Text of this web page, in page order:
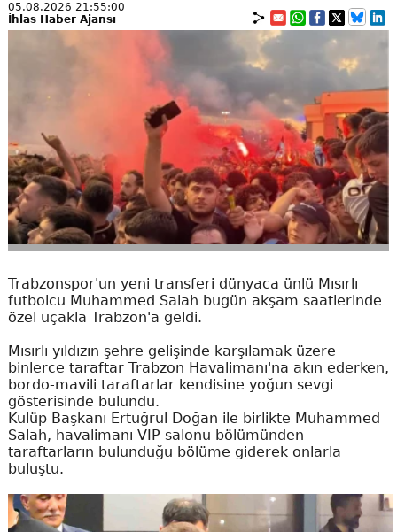
05.08.2026 21:55:00
İhlas Haber Ajansı
Trabzonspor'un yeni transferi dünyaca ünlü Mısırlı
futbolcu Muhammed Salah bugün akşam saatlerinde
özel uçakla Trabzon'a geldi.
Mısırlı yıldızın şehre gelişinde karşılamak üzere
binlerce taraftar Trabzon Havalimanı'na akın ederken,
bordo-mavili taraftarlar kendisine yoğun sevgi
gösterisinde bulundu.
Kulüp Başkanı Ertuğrul Doğan ile birlikte Muhammed
Salah, havalimanı VIP salonu bölümünden
taraftarların bulunduğu bölüme giderek onlarla
buluştu.